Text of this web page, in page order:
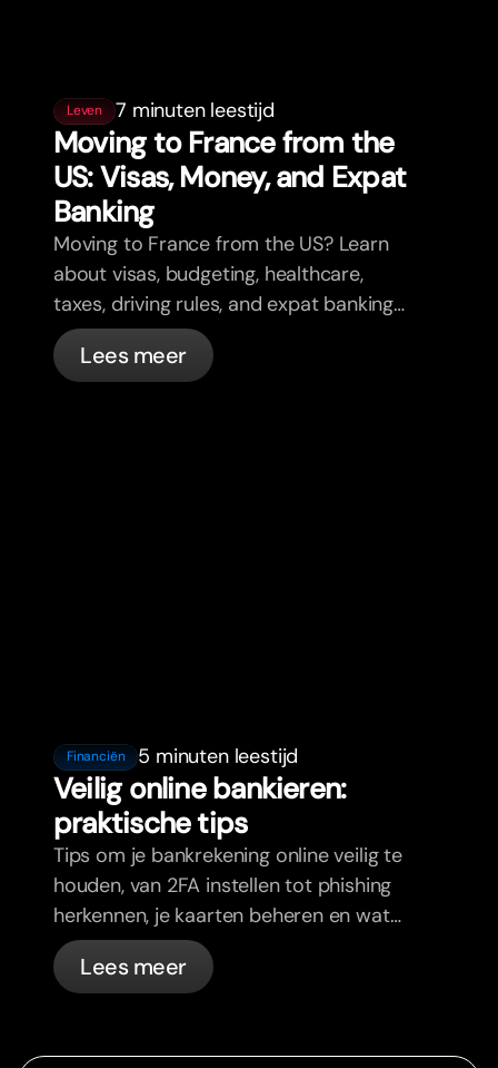
Leven 7 minuten leestijd
Moving to France from the
US: Visas, Money, and Expat
Banking
Moving to France from the US? Learn
about visas, budgeting, healthcare,
taxes, driving rules, and expat banking
in France with bunq.
Lees meer
Financiën 5 minuten leestijd
Veilig online bankieren:
praktische tips
Tips om je bankrekening online veilig te
houden, van 2FA instellen tot phishing
herkennen, je kaarten beheren en wat
bunq automatisch voor je regelt.
Lees meer